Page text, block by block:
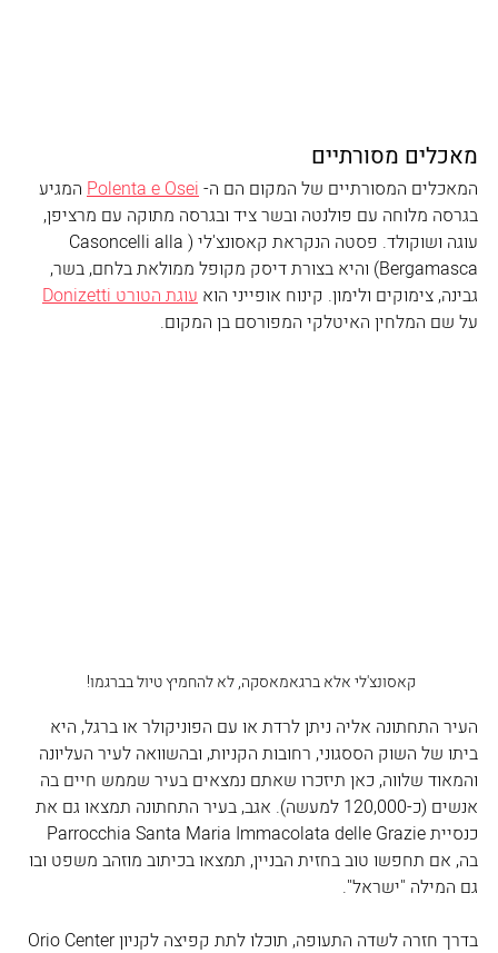
מאכלים מסורתיים
המאכלים המסורתיים של המקום הם ה- Polenta e Osei המגיע
בגרסה מלוחה עם פולנטה ובשר ציד ובגרסה מתוקה עם מרציפן,
עוגה ושוקולד. פסטה הנקראת קאסונצ'לי (Casoncelli alla
Bergamasca) והיא בצורת דיסק מקופל ממולאת בלחם, בשר,
גבינה, צימוקים ולימון. קינוח אופייני הוא עוגת הטורט Donizetti
על שם המלחין האיטלקי המפורסם בן המקום.
קאסונצ'לי אלא ברגאמאסקה, לא להחמיץ טיול בברגמו!
העיר התחתונה אליה ניתן לרדת או עם הפוניקולר או ברגל, היא
ביתו של השוק הססגוני, רחובות הקניות, ובהשוואה לעיר העליונה
והמאוד שלווה, כאן תיזכרו שאתם נמצאים בעיר שממש חיים בה
אנשים (כ-120,000 למעשה). אגב, בעיר התחתונה תמצאו גם את
בה, אם תחפשו טוב בחזית הבניין, תמצאו בכיתוב מוזהב משפט ובו
גם המילה "ישראל".